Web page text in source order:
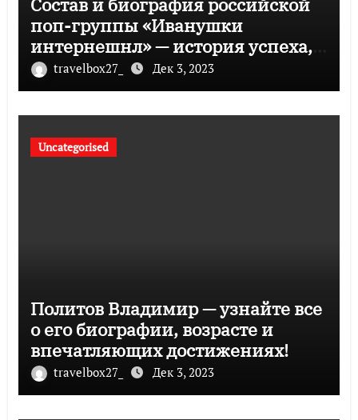
поп-группы «Иванушки
интернешнл» — история успеха,
музыка и судьбы участников
travelbox27_ Дек 3, 2023
Uncategorised
Политов Владимир — узнайте все
о его биографии, возрасте и
впечатляющих достижениях!
travelbox27_ Дек 3, 2023